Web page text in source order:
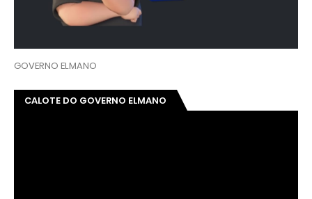
GOVERNO ELMANO
CALOTE DO GOVERNO ELMANO